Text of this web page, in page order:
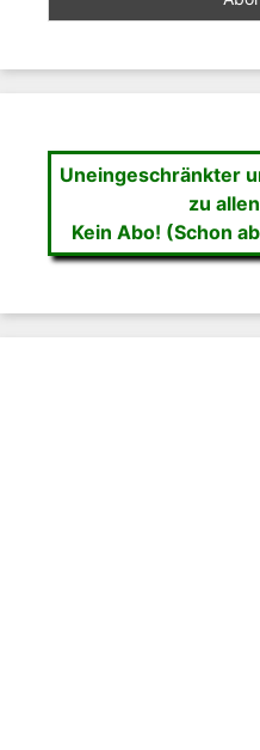
Uneingeschränkter
zu
Kein Abo! (Schon